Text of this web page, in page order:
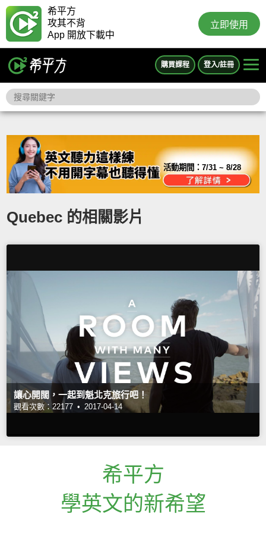
希平方
攻其不背
App 開放下載中
立即使用
購買課程 登入/註冊
活動期間：7/31 ~ 8/28
Quebec 的相關影片
讓心開闊，一起到魁北克旅行吧！
觀看次數：22177 • 2017-04-14
希平方
學英文的新希望